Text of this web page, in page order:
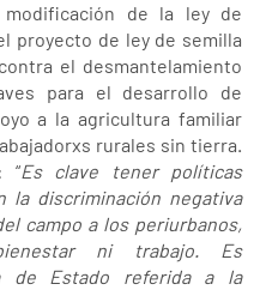
de la ley de
proyecto de ley de semilla
el desmantelamiento
para el desarrollo de
a la agricultura familiar
rurales sin tierra.
“Es clave tener políticas
la discriminación negativa
campo a los periurbanos,
ni trabajo. Es
de Estado referida a la